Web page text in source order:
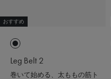
おすすめ
Leg Belt 2
巻いて始める、太ももの筋ト